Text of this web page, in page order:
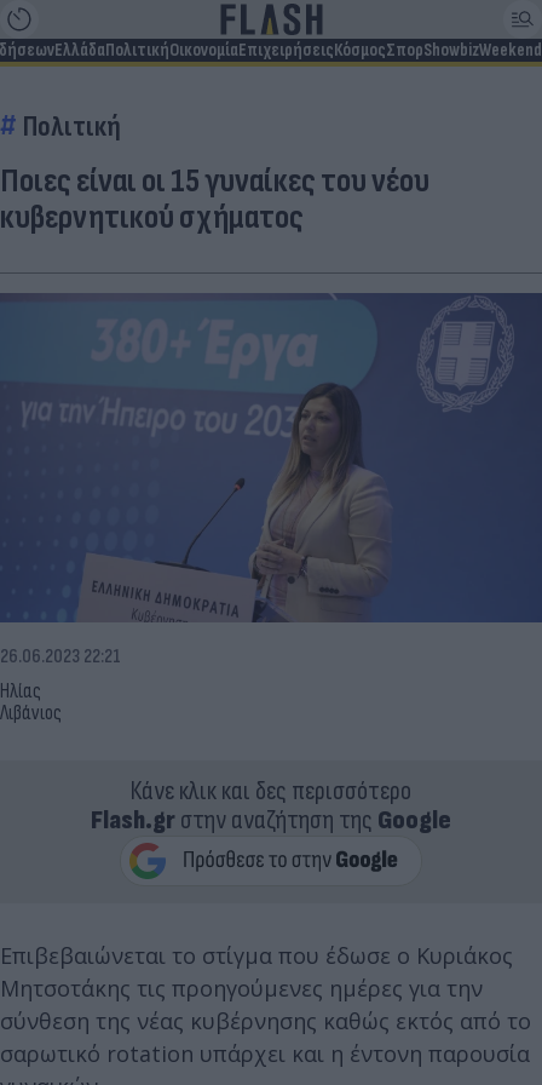
ΕλλάδαΠολιτικήΟικονομίαΕπιχειρήσειςΚόσμοςΣπορShowbizWeekend
Πολιτική
Ποιες είναι οι 15 γυναίκες του νέου
κυβερνητικού σχήματος
Ηλίας
Λιβάνιος
26.06.2023 22:21
Κάνε κλικ και δες περισσότερο
Flash.grστην αναζήτηση της Google
Επιβεβαιώνεται το στίγμα που έδωσε ο Κυριάκος
Μητσοτάκης τις προηγούμενες ημέρες για την
σύνθεση της νέας κυβέρνησης καθώς εκτός από το
σαρωτικό rotation υπάρχει και η έντονη παρουσία